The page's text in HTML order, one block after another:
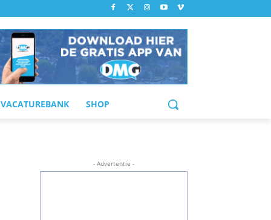
VACATUREBANK SHOP
- Advertentie -